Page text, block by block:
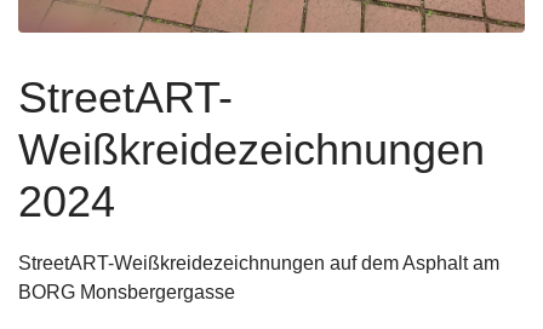
StreetART-
Weißkreidezeichnungen
2024
StreetART-Weißkreidezeichnungen auf dem Asphalt am
BORG Monsbergergasse